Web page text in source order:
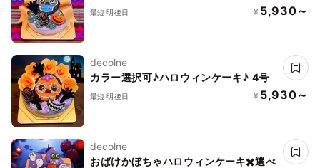
最短 明後日 ¥ 5,930～
decolne
カラー選択可♪ハロウィンケーキ♪ 4号
最短 明後日 ¥ 5,930～
decolne
おばけかぼちゃハロウィンケーキ✖️選べ